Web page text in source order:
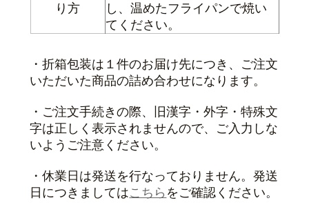
り方
し、温めたフライパンで焼い
てください。
・折箱包装は１件のお届け先につき、ご注文
いただいた商品の詰め合わせになります。
・ご注文手続きの際、旧漢字・外字・特殊文
字は正しく表示されませんので、ご入力しな
いようご注意ください。
・休業日は発送を行なっておりません。発送
日につきましてはこちら をご確認ください。